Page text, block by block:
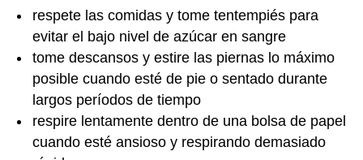
respete las comidas y tome tentempiés para
evitar el bajo nivel de azúcar en sangre
tome descansos y estire las piernas lo máximo
posible cuando esté de pie o sentado durante
largos períodos de tiempo
respire lentamente dentro de una bolsa de papel
cuando esté ansioso y respirando demasiado